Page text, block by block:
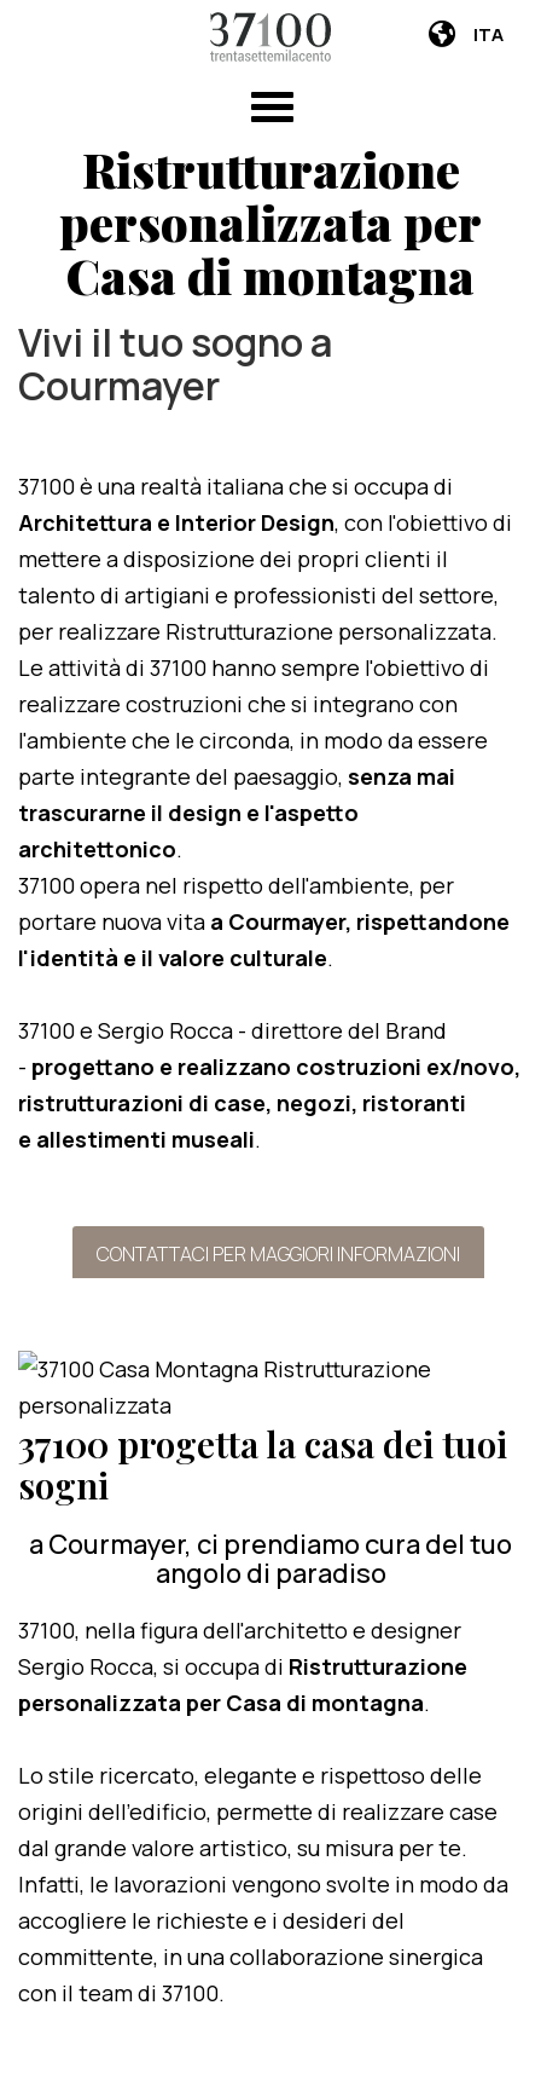
ITA
Ristrutturazione
personalizzata per
Casa di montagna
Vivi il tuo sogno a
Courmayer
37100 è una realtà italiana che si occupa di
Architettura e Interior Design, con l'obiettivo di
mettere a disposizione dei propri clienti il
talento di artigiani e professionisti del settore,
per realizzare Ristrutturazione personalizzata.
Le attività di 37100 hanno sempre l'obiettivo di
realizzare costruzioni che si integrano con
l'ambiente che le circonda, in modo da essere
parte integrante del paesaggio, senza mai
trascurarne il design e l'aspetto
architettonico.
37100 opera nel rispetto dell'ambiente, per
portare nuova vita a Courmayer, rispettandone
l'identità e il valore culturale.
37100 e Sergio Rocca - direttore del Brand
- progettano e realizzano costruzioni ex/novo,
ristrutturazioni di case, negozi, ristoranti
e allestimenti museali.
CONTATTACI PER MAGGIORI INFORMAZIONI
37100 progetta la casa dei tuoi
sogni
a Courmayer, ci prendiamo cura del tuo
angolo di paradiso
37100, nella figura dell'architetto e designer
Sergio Rocca, si occupa di Ristrutturazione
personalizzata per Casa di montagna.
Lo stile ricercato, elegante e rispettoso delle
origini dell'edificio, permette di realizzare case
dal grande valore artistico, su misura per te.
Infatti, le lavorazioni vengono svolte in modo da
accogliere le richieste e i desideri del
committente, in una collaborazione sinergica
con il team di 37100.